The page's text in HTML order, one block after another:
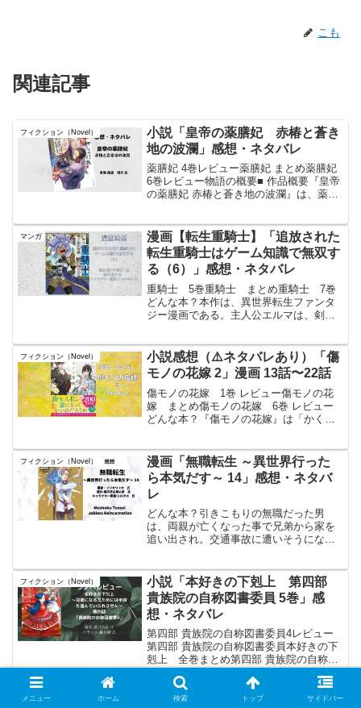
こも
関連記事
フィクション（Novel）
小説「皇帝の薬膳妃 赤椿と蒼き
地の波瀾」感想・ネタバレ
薬膳妃 4巻レビュー薬膳妃 まとめ薬膳妃
6巻レビュー物語の概要■ 作品概要『皇帝
の薬膳妃 赤椿と蒼き地の波瀾』は、薬膳
である。 本作では、青龍の后を救った董
胡が、つ...
マンガ
漫画【転生重騎士】「追放された
転生重騎士はゲーム知識で無双す
る（6）」感想・ネタバレ
重騎士 5巻重騎士 まとめ重騎士 7巻
どんな本？本作は、異世界転生ファンタ
ジー漫画である。主人公エルマは、剣聖
現し、家族から追放される。しかし、こ
の世界が自身の知るゲー...
フィクション（Novel）
小説感想（⚠️ネタバレあり）「傷
モノの花嫁 2」漫画 13話〜22話
傷モノの花嫁 1巻 レビュー傷モノの花
嫁 まとめ傷モノの花嫁 6巻 レビュー
どんな本？『傷モノの花嫁』は「かくり
説で、2023年10月13日に講談社タイガか
ら発売され...
フィクション（Novel）
漫画「無職転生 ～異世界行った
ら本気だす～ 14」感想・ネタバ
レ
どんな本？引きこもりの無職だった男
は、両親が亡くなった事で兄弟から家を
追い出され。交通事故に遭いそうになっ
して行こう。前のようにはなりたく無
い。そう思いながら、魔法をロ...
フィクション（Novel）
小説「本好きの下剋上 第四部
貴族院の自称図書委員 5巻」感
想・ネタバレ
第四部 貴族院の自称図書委員4レビュー
第四部 貴族院の自称図書委員本好きの下
剋上 全巻まとめ第四部 貴族院の自称図
きの下剋上～司書になるためには手段を
選んでいられません～ 第四部「貴族院
この素晴らしい世界に祝福を！ 小説【このすば】「この素晴らし
メニュー ホーム 検索 トップ サイドバー